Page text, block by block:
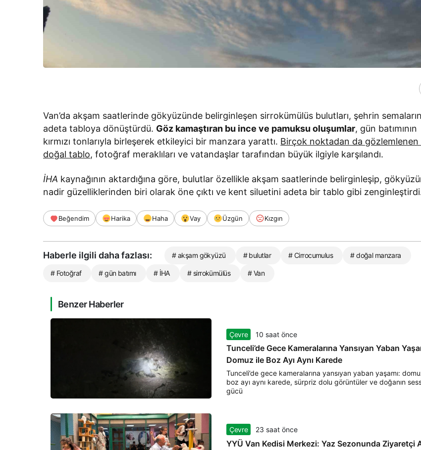
Van’da akşam saatlerinde gökyüzünde belirginleşen sirrokümülüs bulutları, şehrin
adeta tabloya dönüştürdü. Göz kamaştıran bu ince ve pamuksu oluşumlar, gün batımının
kırmızı tonlarıyla birleşerek etkileyici bir manzara yarattı. Birçok noktadan da gözlemlenen
doğal tablo, fotoğraf meraklıları ve vatandaşlar tarafından büyük ilgiyle karşılandı.
İHA kaynağının aktardığına göre, bulutlar özellikle akşam saatlerinde belirginleşip,
nadir güzelliklerinden biri olarak öne çıktı ve kent siluetini adeta bir tablo gibi
Beğendim Harika Haha Vay Üzgün Kızgın
Haberle ilgili daha fazlası: # akşam gökyüzü # bulutlar # Cirrocumulus # doğal manzara
# Fotoğraf # gün batımı # İHA # sirrokümülüs # Van
Benzer Haberler
Çevre 10 saat önce
Tunceli’de Gece Kameralarına Yansıyan Yaban
Domuz ile Boz Ayı Aynı Karede
Tunceli’de gece kameralarına yansıyan yaban yaşamı:
boz ayı aynı karede, sürpriz dolu görüntüler ve doğanın
gücü
Çevre 23 saat önce
YYÜ Van Kedisi Merkezi: Yaz Sezonunda Ziyaretçi